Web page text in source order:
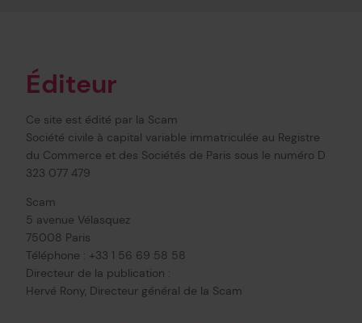
Éditeur
Ce site est édité par la Scam
Société civile à capital variable immatriculée au Registre
du Commerce et des Sociétés de Paris sous le numéro D
323 077 479
Scam
5 avenue Vélasquez
75008 Paris
Téléphone : +33 1 56 69 58 58
Directeur de la publication :
Hervé Rony, Directeur général de la Scam